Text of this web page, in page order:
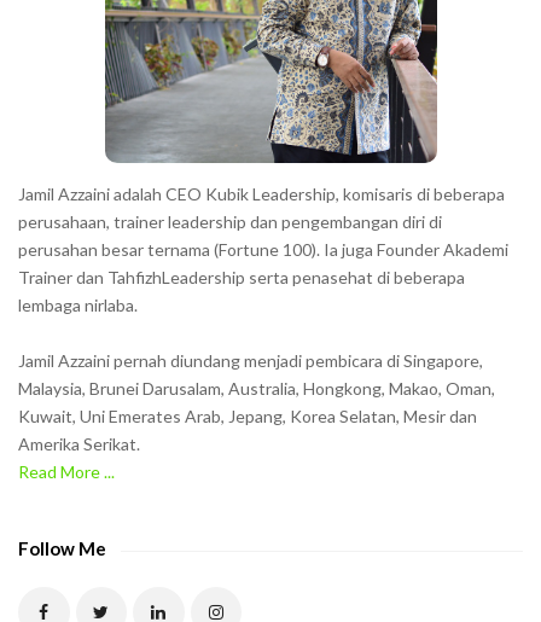
Jamil Azzaini adalah CEO Kubik Leadership, komisaris di beberapa
perusahaan, trainer leadership dan pengembangan diri di
perusahan besar ternama (Fortune 100). Ia juga Founder Akademi
Trainer dan TahfizhLeadership serta penasehat di beberapa
lembaga nirlaba.
Jamil Azzaini pernah diundang menjadi pembicara di Singapore,
Malaysia, Brunei Darusalam, Australia, Hongkong, Makao, Oman,
Kuwait, Uni Emerates Arab, Jepang, Korea Selatan, Mesir dan
Amerika Serikat.
Read More ...
Follow Me